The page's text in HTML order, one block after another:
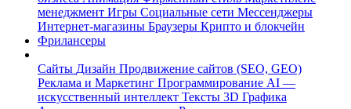
менеджмент Игры Социальные сети Мессенджеры
Интернет-магазины Браузеры Крипто и блокчейн
Фрилансеры
Сайты Дизайн Продвижение сайтов (SEO, GEO)
Реклама и Маркетинг Программирование AI —
искусственный интеллект Тексты 3D Графика